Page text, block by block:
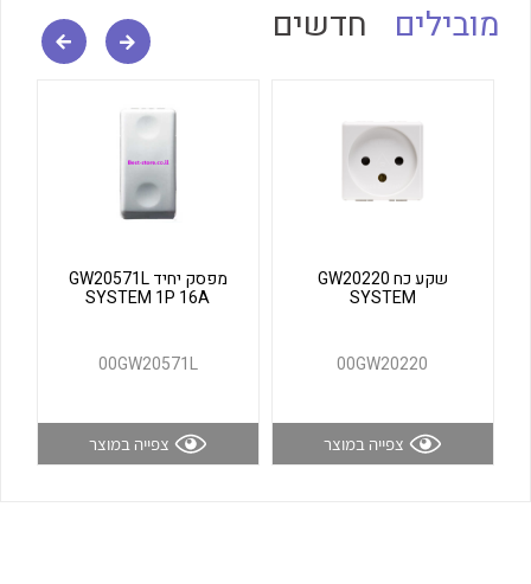
מובילים חדשים
שקע כח GW20220
SYSTEM
00GW20220
צפייה במוצר
מפסק יחיד GW20571L
SYSTEM 1P 16A
00GW20571L
צפייה במוצר